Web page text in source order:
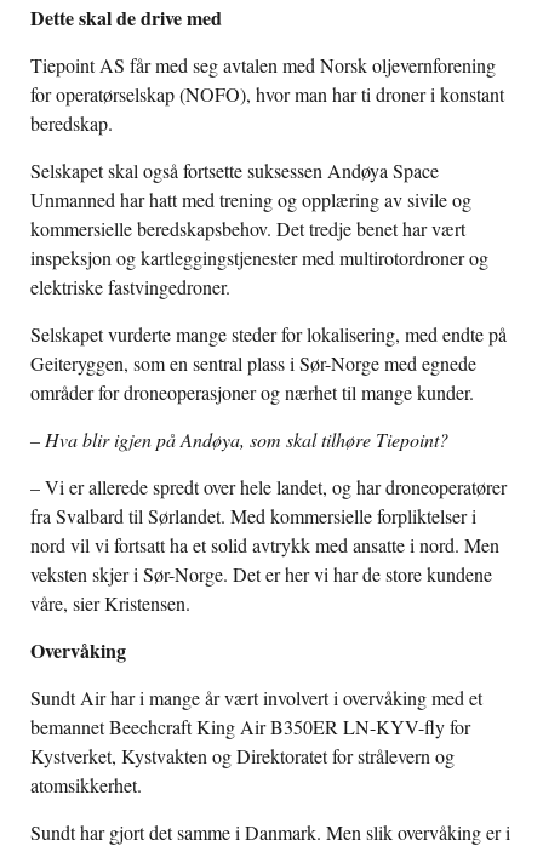
Dette skal de drive med
Tiepoint AS får med seg avtalen med Norsk oljevernforening
for operatørselskap (NOFO), hvor man har ti droner i konstant
beredskap.
Selskapet skal også fortsette suksessen Andøya Space
Unmanned har hatt med trening og opplæring av sivile og
kommersielle beredskapsbehov. Det tredje benet har vært
inspeksjon og kartleggingstjenester med multirotordroner og
elektriske fastvingedroner.
Selskapet vurderte mange steder for lokalisering, med endte på
Geiteryggen, som en sentral plass i Sør-Norge med egnede
områder for droneoperasjoner og nærhet til mange kunder.
– Hva blir igjen på Andøya, som skal tilhøre Tiepoint?
– Vi er allerede spredt over hele landet, og har droneoperatører
fra Svalbard til Sørlandet. Med kommersielle forpliktelser i
nord vil vi fortsatt ha et solid avtrykk med ansatte i nord. Men
veksten skjer i Sør-Norge. Det er her vi har de store kundene
våre, sier Kristensen.
Overvåking
Sundt Air har i mange år vært involvert i overvåking med et
bemannet Beechcraft King Air B350ER LN-KYV-fly for
Kystverket, Kystvakten og Direktoratet for strålevern og
atomsikkerhet.
Sundt har gjort det samme i Danmark. Men slik overvåking er i